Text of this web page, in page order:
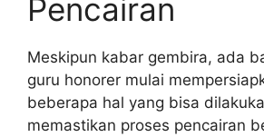
Pencairan
Meskipun kabar gembira, ada
guru honorer mulai
beberapa hal yang bisa
memastikan proses pencairan